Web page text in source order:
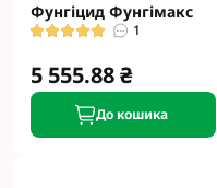
Фунгіцид Фунгімакс
1
5 555.88 ₴
До кошика